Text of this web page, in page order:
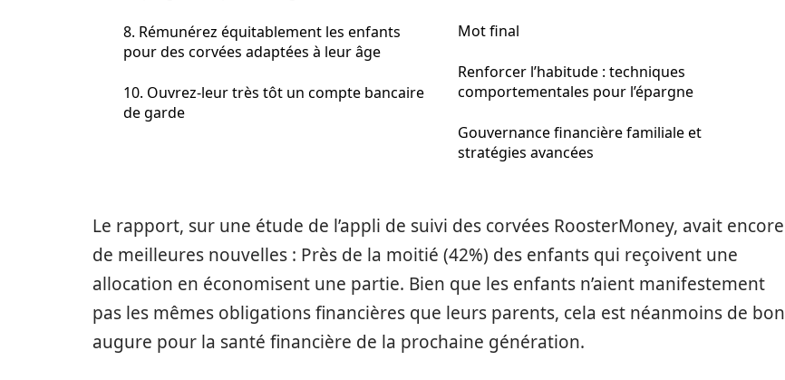
8. Rémunérez équitablement les enfants
pour des corvées adaptées à leur âge
10. Ouvrez-leur très tôt un compte bancaire
de garde
Mot final
Renforcer l’habitude : techniques
comportementales pour l’épargne
Gouvernance financière familiale et
stratégies avancées
Le rapport, sur une étude de l’appli de suivi des corvées RoosterMoney, avait encore
de meilleures nouvelles : Près de la moitié (42%) des enfants qui reçoivent une
allocation en économisent une partie. Bien que les enfants n’aient manifestement
pas les mêmes obligations financières que leurs parents, cela est néanmoins de bon
augure pour la santé financière de la prochaine génération.